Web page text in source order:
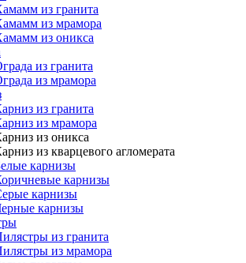
из гранита
из мрамора
из оникса
из гранита
из мрамора
из гранита
из мрамора
из оникса
из кварцевого агломерата
карнизы
карнизы
карнизы
карнизы
из гранита
из мрамора